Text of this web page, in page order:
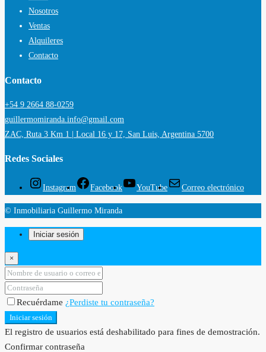
Nosotros
Ventas
Alquileres
Contacto
Contacto
+54 9 2664 88-0259
guillermomiranda.info@gmail.com
ZAC, Ruta 3 Km 1 | Local 16 y 17, San Luis, Argentina 5700
Redes Sociales
Instagram Facebook YouTube Correo electrónico
© Inmobiliaria Guillermo Miranda
Iniciar sesión
×
Recuérdame ¿Perdiste tu contraseña?
Iniciar sesión
El registro de usuarios está deshabilitado para fines de demostración.
Confirmar contraseña